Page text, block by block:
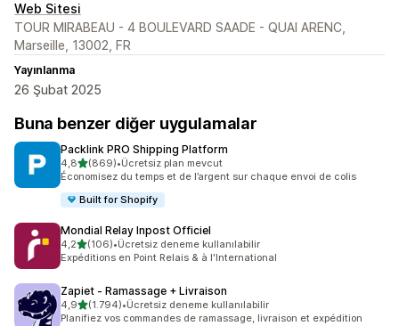
Web Sitesi
TOUR MIRABEAU - 4 BOULEVARD SAADE - QUAI ARENC,
Marseille, 13002, FR
Yayınlanma
26 Şubat 2025
Buna benzer diğer uygulamalar
Packlink PRO Shipping Platform
4,85 yıldız üzerinden
(869)
toplam 869 değerlendirme
•Ücretsiz plan mevcut
Économisez du temps et de l’argent sur chaque envoi de colis
Built for Shopify
Mondial Relay Inpost Officiel
4,25 yıldız üzerinden
(106)
toplam 106 değerlendirme
•Ücretsiz deneme kullanılabilir
Expéditions en Point Relais & à l'International
Zapiet ‑ Ramassage + Livraison
4,95 yıldız üzerinden
(1.794)
toplam 1794 değerlendirme
•Ücretsiz deneme kullanılabilir
Planifiez vos commandes de ramassage, livraison et expédition